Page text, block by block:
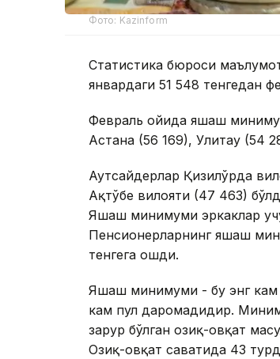
Фото: Kazinform
Статистика бюроси
январдаги 51 548 тенгедан
Февраль ойида яшаш
Астана (56 169), Улитау (54
Аутсайдерлар Қизилўрда
Ақтўбе вилояти (47 463)
Яшаш минимуми эркаклар
Пенсионерларнинг яшаш
тенгега ошди.
Яшаш минимуми - бу энг кам
кам пул даромадидир.
зарур бўлган озиқ-овқат
Озиқ-овқат саватида 43